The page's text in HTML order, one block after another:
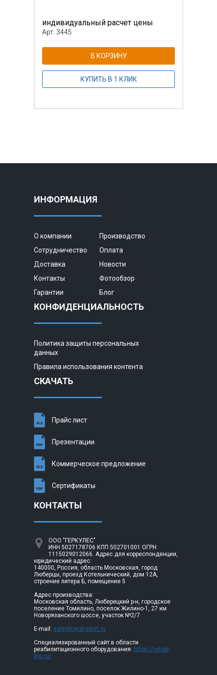
индивидуальный расчет цены
Арт: 3445
В КОРЗИНУ
КУПИТЬ В 1 КЛИК
ИНФОРМАЦИЯ
О компании
Производство
Сотрудничество
Оплата
Доставка
Новости
Контакты
Фотообзор
Гарантии
Блог
КОНФИДЕНЦИАЛЬНОСТЬ
Политика защиты персональных
данных
Правила использования контента
СКАЧАТЬ
Прайс лист
Презентации
Коммерческое предложение
Сертификаты
КОНТАКТЫ
ООО "ГЕРКУЛЕС"
ИНН 5027178706 КПП 502701001 ОГРН
1115029012066. Адрес для корреспонденции,
юридический адрес:
140000, Россия, область Московская, город
Люберцы, проезд Котельнический, дом 12А,
строение литера Б, помещение 5
Адрес производства:
Московская область, Люберецкий р-н, городское
поселение Томилино, поселок Жилино-1, 27 км
Новорязанского шоссе, участок №2/7
E-mail: sale@royal-sport.ru
Специализированный сайт в области
реабилитационного оборудования: https://rehab-
life.ru/